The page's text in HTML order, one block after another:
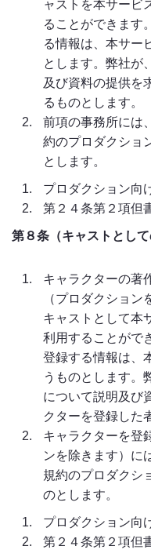
ャストを本サービ
ることができます
る情報は、本サー
とします。弊社が
及び資料の提供を
るものとします。
前項の事務所には
約のプロダクショ
とします。
プロダクション向
第２４条第２項但
第８条（キャストとし
キャラクターの著
（プロダクショ
キャストとして本
利用することがで
登録する情報は、
うものとします。
について説明及び
クターを登録した
キャラクターを登
ンを除きます）に
規約のプロダクシ
のとします。
プロダクション向
第２４条第２項但